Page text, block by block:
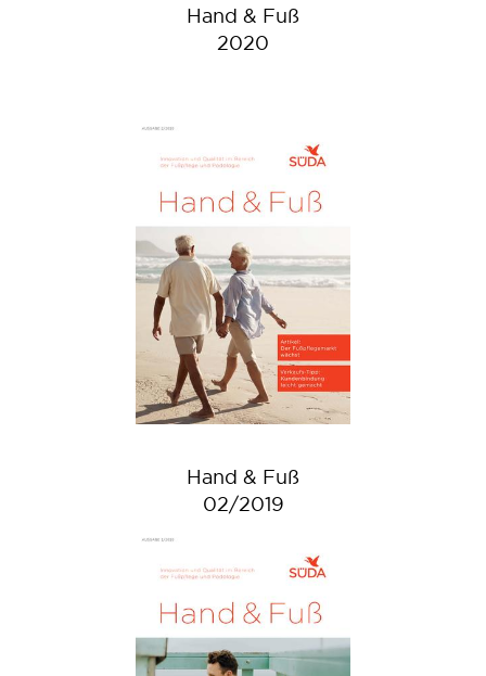
Hand & Fuß
2020
Hand & Fuß
02/2019